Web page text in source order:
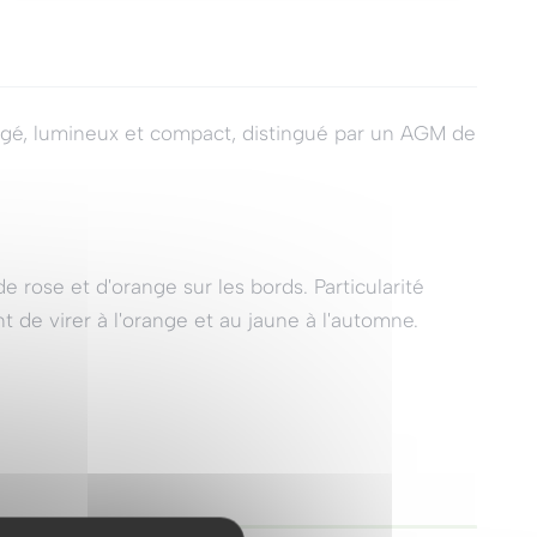
lumineux et compact, distingué par un AGM de
rose et d'orange sur les bords. Particularité
de virer à l'orange et au jaune à l'automne.
les petits jardins. Sa couleur claire demande